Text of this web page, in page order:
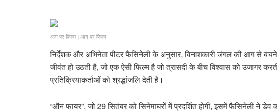
आग पर फिल्म | आग पर फिल्म
निर्देशक और अभिनेता पीटर फैसिनेली के अनुसार, विनाशकारी जंगल की आग से बचने
जीवंत हो उठती है, जो एक ऐसी फिल्म है जो त्रासदी के बीच विश्वास को उजागर
प्रतिक्रियाकर्ताओं को श्रद्धांजलि देती है।
“ऑन फायर”, जो 29 सितंबर को सिनेमाघरों में प्रदर्शित होगी, इसमें फैसिनेली ने डेव